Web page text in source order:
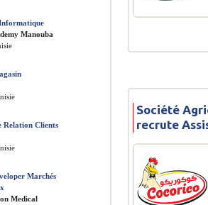
Société
recrute
Manouba
Relation Clients
Marchés
Medical